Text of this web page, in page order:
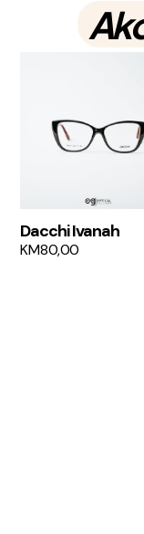
Dacchi Ivanah
KM80,00